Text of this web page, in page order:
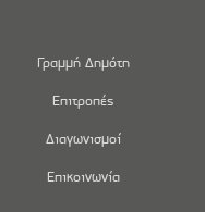
Γραμμή Δημότη
Επιτροπές
Διαγωνισμοί
Επικοινωνία